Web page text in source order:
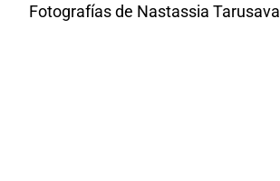
Fotografías de Nastassia Tarusava